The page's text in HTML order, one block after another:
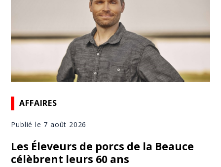
AFFAIRES
Publié le 7 août 2026
Les Éleveurs de porcs de la Beauce
célèbrent leurs 60 ans